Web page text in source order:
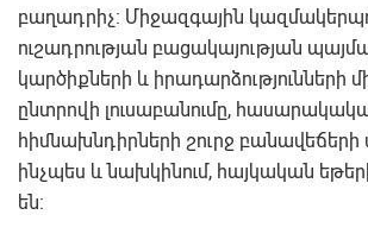
բաղադրիչ: Միջազգային
ուշադրության բացակայության
կարծիքների և իրադարձությունների
ընտրովի լուսաբանումը,
հիմնախնդիրների շուրջ
ինչպես և նախկինում, հայկական
են: